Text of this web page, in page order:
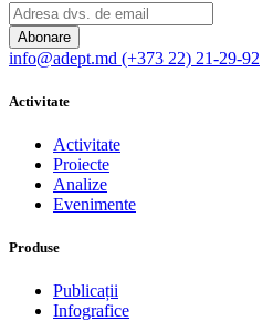
Abonare
info@adept.md (+373 22) 21-29-92
Activitate
Activitate
Proiecte
Analize
Evenimente
Produse
Publicații
Infografice